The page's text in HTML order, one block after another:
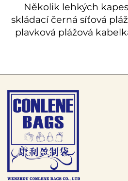
Několik lehkých
skládací černá síťová
plavková plážová